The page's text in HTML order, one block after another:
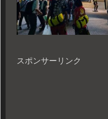
スポンサーリンク